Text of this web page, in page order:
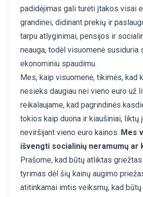
padidėjimas gali turėti įtakos visai
grandinei, didinant prekių ir
tarpu atlyginimai, pensijos ir
neauga, todėl visuomenė susiduria
ekonominiu spaudimu.
Mes, kaip visuomenė, tikimės, kad
nesieks daugiau nei vieno euro už
reikalaujame, kad pagrindinės
tokios kaip duona ir kiaušiniai, liktų
neviršijant vieno euro kainos. Mes
išvengti socialinių neramumų ar
Prašome, kad būtų atliktas
tyrimas dėl šių kainų augimo
atitinkamai imtis veiksmų, kad